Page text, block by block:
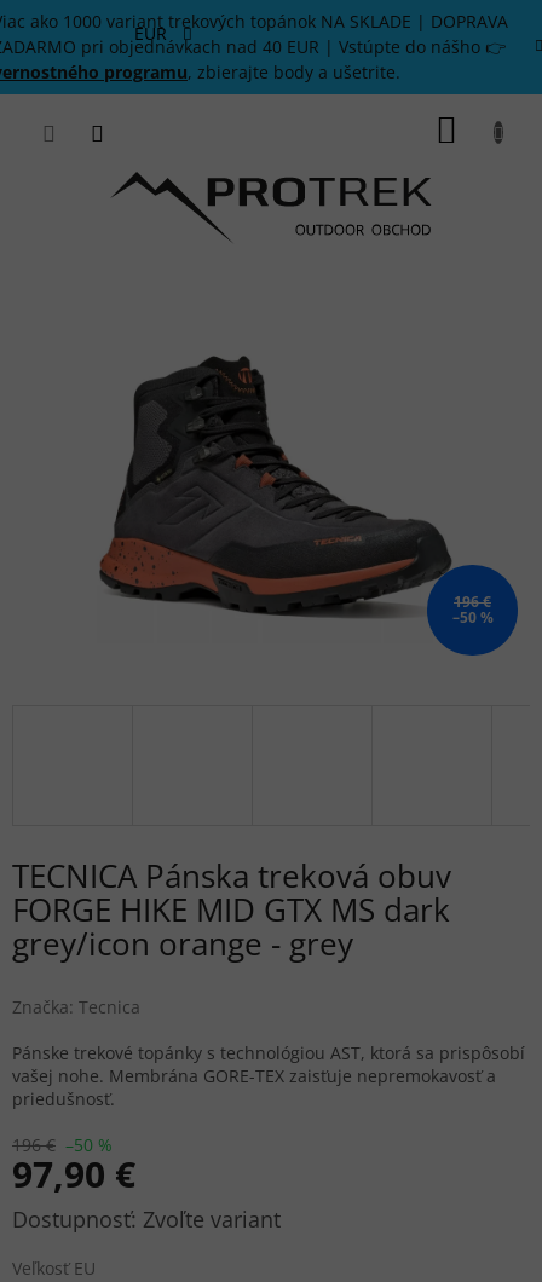
Prejsť
na
obsah
ako 1000 variant trekových topánok NA SKLADE | DOPRAVA
pri objednávkach nad 40 EUR | Vstúpte do nášho 👉
programu, zbierajte body a ušetrite.
EUR
196 €
–50 %
TECNICA Pánska treková obuv
FORGE HIKE MID GTX MS dark
grey/icon orange - grey
Značka: Tecnica
196 € –50 %
97,90 €
Jednotková
Zvoľte variant
Veľkosť EU
Pánske trekové topánky s technológiou AST, ktorá sa prispôsobí
vašej nohe. Membrána GORE-TEX zaisťuje nepremokavosť a
priedušnosť.